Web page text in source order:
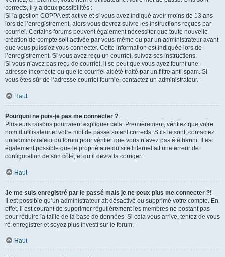
corrects, il y a deux possibilités :
Si la gestion COPPA est active et si vous avez indiqué avoir moins de 13 ans
lors de l’enregistrement, alors vous devrez suivre les instructions reçues par
courriel. Certains forums peuvent également nécessiter que toute nouvelle
création de compte soit activée par vous-même ou par un administrateur avant
que vous puissiez vous connecter. Cette information est indiquée lors de
l’enregistrement. Si vous avez reçu un courriel, suivez ses instructions.
Si vous n’avez pas reçu de courriel, il se peut que vous ayez fourni une
adresse incorrecte ou que le courriel ait été traité par un filtre anti-spam. Si
vous êtes sûr de l’adresse courriel fournie, contactez un administrateur.
Haut
Pourquoi ne puis-je pas me connecter ?
Plusieurs raisons pourraient expliquer cela. Premièrement, vérifiez que votre
nom d’utilisateur et votre mot de passe soient corrects. S’ils le sont, contactez
un administrateur du forum pour vérifier que vous n’avez pas été banni. Il est
également possible que le propriétaire du site Internet ait une erreur de
configuration de son côté, et qu’il devra la corriger.
Haut
Je me suis enregistré par le passé mais je ne peux plus me connecter ?!
Il est possible qu’un administrateur ait désactivé ou supprimé votre compte. En
effet, il est courant de supprimer régulièrement les membres ne postant pas
pour réduire la taille de la base de données. Si cela vous arrive, tentez de vous
ré-enregistrer et soyez plus investi sur le forum.
Haut